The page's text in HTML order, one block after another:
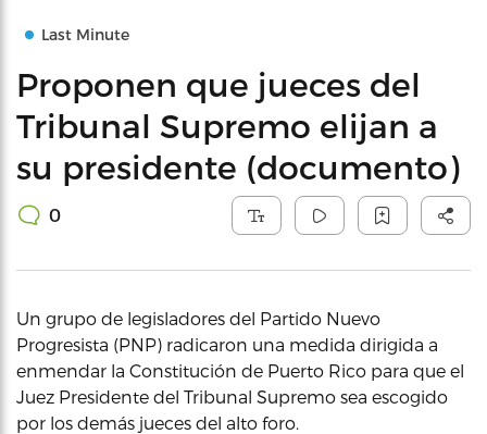
Last Minute
Proponen que jueces del
Tribunal Supremo elijan a
su presidente (documento)
0
Un grupo de legisladores del Partido Nuevo
Progresista (PNP) radicaron una medida dirigida a
enmendar la Constitución de Puerto Rico para que el
Juez Presidente del Tribunal Supremo sea escogido
por los demás jueces del alto foro.